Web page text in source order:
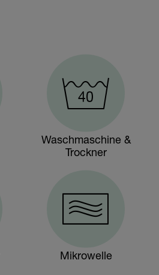
Waschmaschine &
Trockner
Mikrowelle